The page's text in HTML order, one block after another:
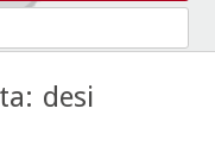
desi